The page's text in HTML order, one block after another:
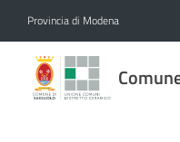
Provincia di Modena
Comune
di